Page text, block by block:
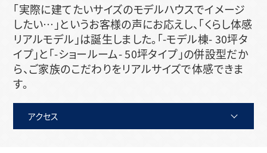
「実際に建てたいサイズのモデルハウスでイメージ
したい…」というお客様の声にお応えし、「くらし体感
リアルモデル」は誕生しました。「-モデル棟- 30坪タ
イプ」と「-ショールーム- 50坪タイプ」の併設型だか
ら、ご家族のこだわりをリアルサイズで体感できま
す。
アクセス